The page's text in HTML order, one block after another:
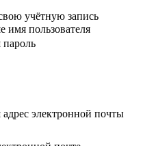
учётную запись
имя пользователя
электронной почты